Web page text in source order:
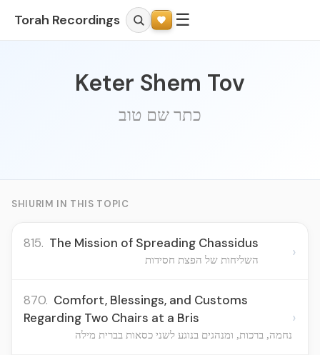
Torah Recordings ☰
Keter Shem Tov
כתר שם טוב
SHIURIM IN THIS TOPIC
815. The Mission of Spreading Chassidus
השליחות של הפצת חסידות ›
870. Comfort, Blessings, and Customs
Regarding Two Chairs at a Bris
נחמה, ברכות, ומנהגים בנוגע לשני כסאות בברית מילה
›